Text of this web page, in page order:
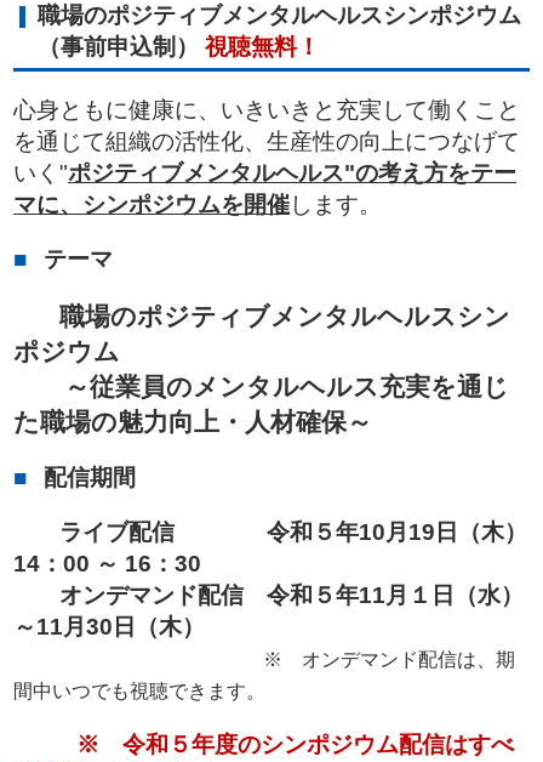
職場のポジティブメンタルヘルスシンポジウム
（事前申込制） 視聴無料！
心身ともに健康に、いきいきと充実して働くこと
を通じて組織の活性化、生産性の向上につなげて
いく"ポジティブメンタルヘルス"の考え方をテー
マに、シンポジウムを開催します。
テーマ
職場のポジティブメンタルヘルスシン
ポジウム
～従業員のメンタルヘルス充実を通じ
た職場の魅力向上・人材確保～
配信期間
ライブ配信 令和５年10月19日（木）
14：00 ～ 16：30
オンデマンド配信 令和５年11月１日（水）
～11月30日（木）
※ オンデマンド配信は、期
間中いつでも視聴できます。
※ 令和５年度のシンポジウム配信はすべ